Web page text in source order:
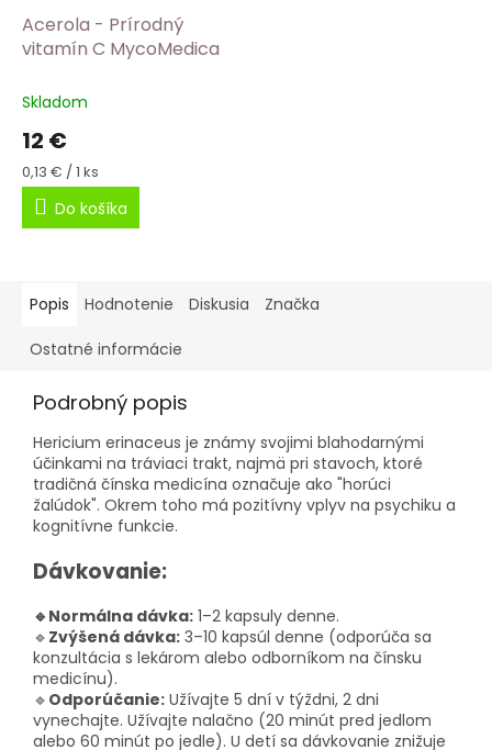
Acerola - Prírodný
vitamín C MycoMedica
Skladom
12 €
Jednotková
cena:
0,13 € / 1 ks
Do košíka
Popis Hodnotenie Diskusia Značka
Ostatné informácie
Podrobný popis
Hericium erinaceus je známy svojimi blahodarnými
účinkami na tráviaci trakt, najmä pri stavoch, ktoré
tradičná čínska medicína označuje ako "horúci
žalúdok". Okrem toho má pozitívny vplyv na psychiku a
kognitívne funkcie.
Dávkovanie:
🔹 Normálna dávka: 1–2 kapsuly denne.
🔹 Zvýšená dávka: 3–10 kapsúl denne (odporúča sa
konzultácia s lekárom alebo odborníkom na čínsku
medicínu).
🔹 Odporúčanie: Užívajte 5 dní v týždni, 2 dni
vynechajte. Užívajte nalačno (20 minút pred jedlom
alebo 60 minút po jedle). U detí sa dávkovanie znižuje